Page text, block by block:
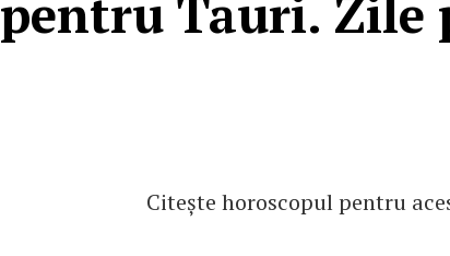
pentru Tauri. Zile
Citește horoscopul pentru